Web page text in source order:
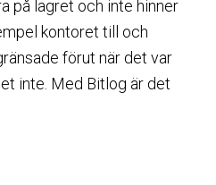
på lagret och inte hinner
kontoret till och
förut när det var
inte. Med Bitlog är det